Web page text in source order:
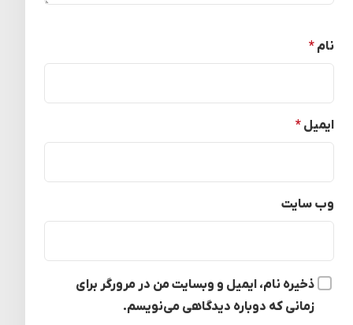
نام *
ایمیل *
وب‌ سایت
ذخیره نام، ایمیل و وبسایت من در مرورگر برای
زمانی که دوباره دیدگاهی می‌نویسم.